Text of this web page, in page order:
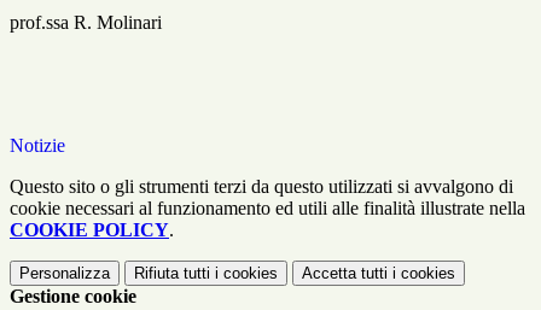
prof.ssa R. Molinari
Notizie
Questo sito o gli strumenti terzi da questo utilizzati si avvalgono di
cookie necessari al funzionamento ed utili alle finalità illustrate nella
COOKIE POLICY.
Personalizza Rifiuta tutti i cookies Accetta tutti i cookies
Gestione cookie